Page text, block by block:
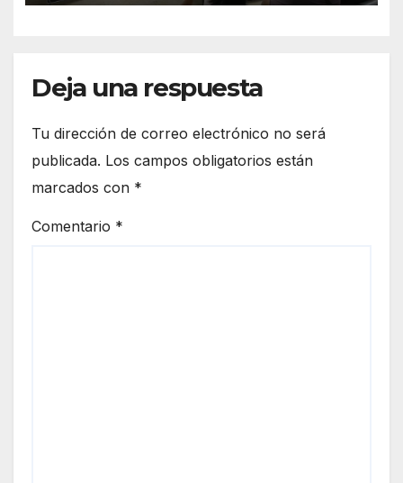
Deja una respuesta
Tu dirección de correo electrónico no será
publicada. Los campos obligatorios están
marcados con *
Comentario *